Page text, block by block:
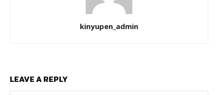
kinyupen_admin
LEAVE A REPLY